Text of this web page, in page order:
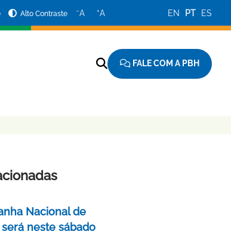
Alto Contraste −A +A EN PT ES
FALE COM A PBH
Nacional de
neste sábado